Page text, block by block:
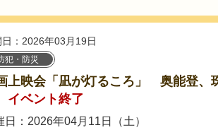
日：2026年03月19日
犯・防災
上映会「凪が灯るころ」 奥能登、
イベント終了
日：2026年04月11日（土）